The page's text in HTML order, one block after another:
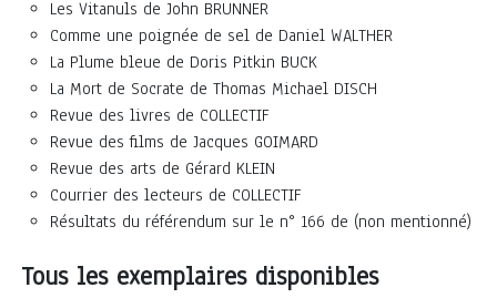
Les Vitanuls de John BRUNNER
Comme une poignée de sel de Daniel WALTHER
La Plume bleue de Doris Pitkin BUCK
La Mort de Socrate de Thomas Michael DISCH
Revue des livres de COLLECTIF
Revue des films de Jacques GOIMARD
Revue des arts de Gérard KLEIN
Courrier des lecteurs de COLLECTIF
Résultats du référendum sur le n° 166 de (non mentionné)
Tous les exemplaires disponibles